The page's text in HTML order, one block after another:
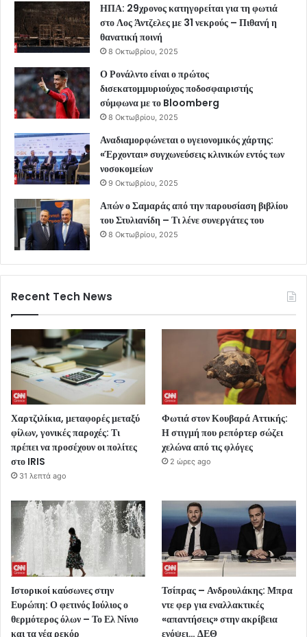
ΗΠΑ: 29χρονος κατηγορείται για τη φωτιά
στο Λος Άντζελες με 31 νεκρούς – Πιθανή η
θανατική ποινή
8 Οκτωβρίου, 2025
Ο Ρονάλντο είναι ο πρώτος
δισεκατομμυριούχος ποδοσφαιριστής
σύμφωνα με το Bloomberg
8 Οκτωβρίου, 2025
Αναδιαμορφώνεται ο υγειονομικός χάρτης:
«Έρχονται» συγχωνεύσεις κλινικών εντός των
νοσοκομείων
9 Οκτωβρίου, 2025
Απών ο Σαμαράς από την παρουσίαση βιβλίου
του Στυλιανίδη – Τι λένε συνεργάτες του
8 Οκτωβρίου, 2025
Recent Tech News
Χαρτζιλίκια, μεταφορές μεταξύ
φίλων, γονικές παροχές: Τι
πρέπει να προσέχουν οι πολίτες
στο IRIS
31 λεπτά ago
Φωτιά στον Κουβαρά Αττικής:
Η στιγμή που ρεπόρτερ σώζει
χελώνα από τις φλόγες
2 ώρες ago
Ιστορικοί καύσωνες στην
Ευρώπη: Ο φετινός Ιούλιος ο
θερμότερος όλων – Το Ελ Νίνιο
και τα νέα ρεκόρ
Τσίπρας – Ανδρουλάκης: Μπρα
ντε φερ για εναλλακτικές
«απαντήσεις» στην ακρίβεια
ενόψει… ΔΕΘ